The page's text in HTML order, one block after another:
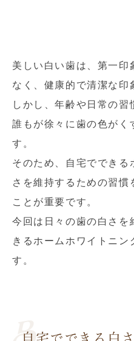
美しい白い歯は、第一印
なく、健康的で清潔な印
しかし、年齢や日常の習
誰もが徐々に歯の色がく
す。
そのため、自宅でできる
さを維持するための習慣
ことが重要です。
今回は日々の歯の白さを
きるホームホワイトニン
す。